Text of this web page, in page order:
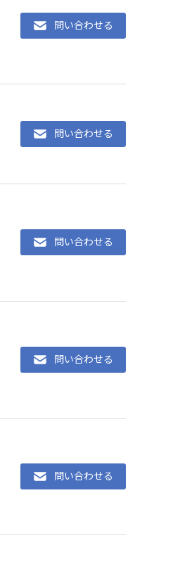
問い合わせる
問い合わせる
問い合わせる
問い合わせる
問い合わせる